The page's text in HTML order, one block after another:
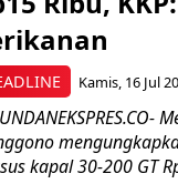
Kamis, 16 Jul
kapal 30-200 GT